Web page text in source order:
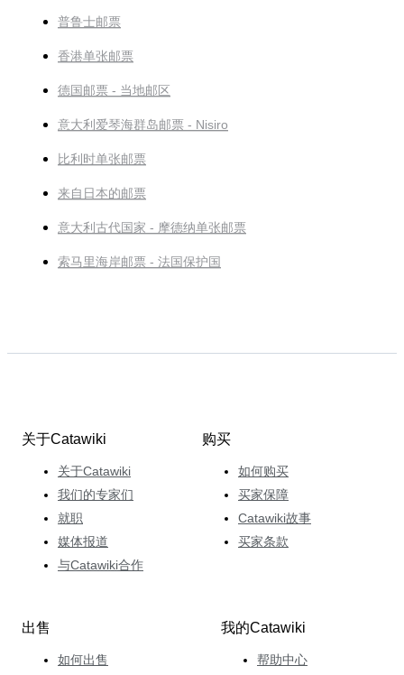
普鲁士邮票
香港单张邮票
德国邮票 - 当地邮区
意大利爱琴海群岛邮票 - Nisiro
比利时单张邮票
来自日本的邮票
意大利古代国家 - 摩德纳单张邮票
索马里海岸邮票 - 法国保护国
关于Catawiki
关于Catawiki
我们的专家们
就职
媒体报道
与Catawiki合作
购买
如何购买
买家保障
Catawiki故事
买家条款
出售
如何出售
我的Catawiki
帮助中心